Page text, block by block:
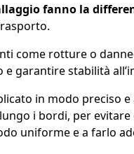
fanno la
come rotture o
garantire stabilità
in modo preciso
i bordi, per evitare
uniforme e a farlo